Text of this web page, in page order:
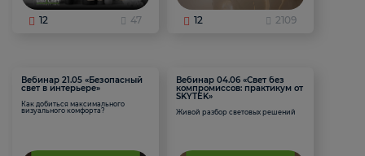
12 47 12 2109
Вебинар 21.05 «Безопасный
свет в интерьере»
Как добиться максимального
визуального комфорта?
Вебинар 04.06 «Свет без
компромиссов: практикум от
SKYTEK»
Живой разбор световых решений